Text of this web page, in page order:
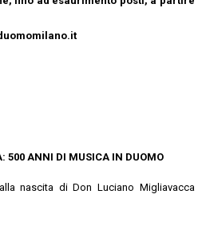
500 ANNI DI MUSICA IN DUOMO
nascita di Don Luciano Migliavacca